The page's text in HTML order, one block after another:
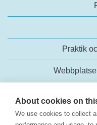
About cookies on
We use cookies to collect
Praktik